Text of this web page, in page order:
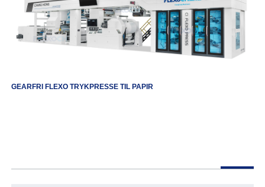
GEARFRI FLEXO TRYKPRESSE TIL PAPIR